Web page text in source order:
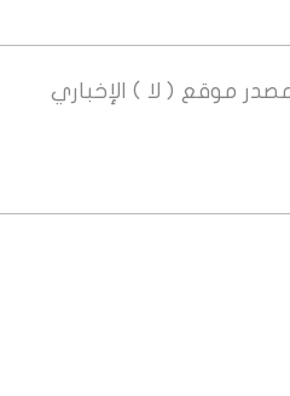
موقع ( لا ) الإخباري